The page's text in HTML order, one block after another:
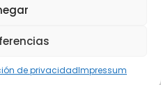
de privacidadImpressum